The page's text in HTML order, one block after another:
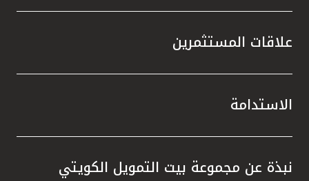
علاقات المستثمرين
الاستدامة
نبذة عن مجموعة بيت التمويل الكويتي